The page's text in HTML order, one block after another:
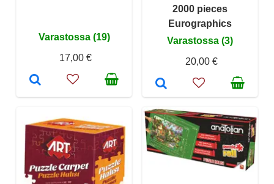
Varastossa (19)
17,00 €
2000 pieces
Eurographics
Varastossa (3)
20,00 €